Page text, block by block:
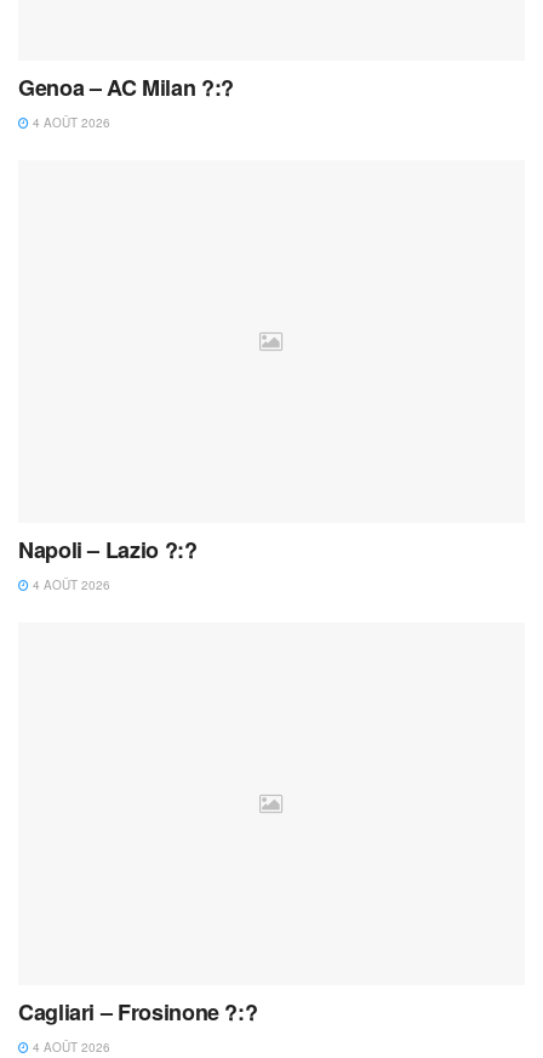
Genoa – AC Milan ?:?
4 AOÛT 2026
Napoli – Lazio ?:?
4 AOÛT 2026
Cagliari – Frosinone ?:?
4 AOÛT 2026